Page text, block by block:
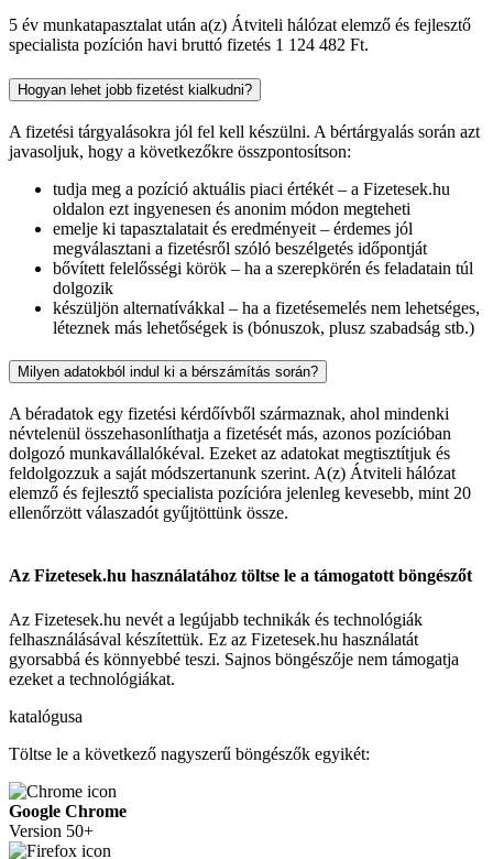
5 év munkatapasztalat után a(z) Átviteli hálózat elemző és fejlesztő
specialista pozíción havi bruttó fizetés 1 124 482 Ft.
Hogyan lehet jobb fizetést kialkudni?
A fizetési tárgyalásokra jól fel kell készülni. A bértárgyalás során azt
javasoljuk, hogy a következőkre összpontosítson:
tudja meg a pozíció aktuális piaci értékét – a Fizetesek.hu
oldalon ezt ingyenesen és anonim módon megteheti
emelje ki tapasztalatait és eredményeit – érdemes jól
megválasztani a fizetésről szóló beszélgetés időpontját
bővített felelősségi körök – ha a szerepkörén és feladatain túl
dolgozik
készüljön alternatívákkal – ha a fizetésemelés nem lehetséges,
léteznek más lehetőségek is (bónuszok, plusz szabadság stb.)
Milyen adatokból indul ki a bérszámítás során?
A béradatok egy fizetési kérdőívből származnak, ahol mindenki
névtelenül összehasonlíthatja a fizetését más, azonos pozícióban
dolgozó munkavállalókéval. Ezeket az adatokat megtisztítjuk és
feldolgozzuk a saját módszertanunk szerint. A(z) Átviteli hálózat
elemző és fejlesztő specialista pozícióra jelenleg kevesebb, mint 20
ellenőrzött válaszadót gyűjtöttünk össze.
Az Fizetesek.hu használatához töltse le a támogatott böngészőt
Az Fizetesek.hu nevét a legújabb technikák és technológiák
felhasználásával készítettük. Ez az Fizetesek.hu használatát
gyorsabbá és könnyebbé teszi. Sajnos böngészője nem támogatja
ezeket a technológiákat.
katalógusa
Töltse le a következő nagyszerű böngészők egyikét:
Google Chrome
Version 50+